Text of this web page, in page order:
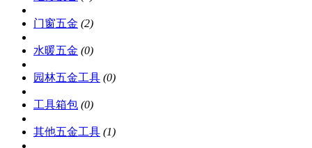
门窗五金 (2)
水暖五金 (0)
园林五金工具 (0)
工具箱包 (0)
其他五金工具 (1)